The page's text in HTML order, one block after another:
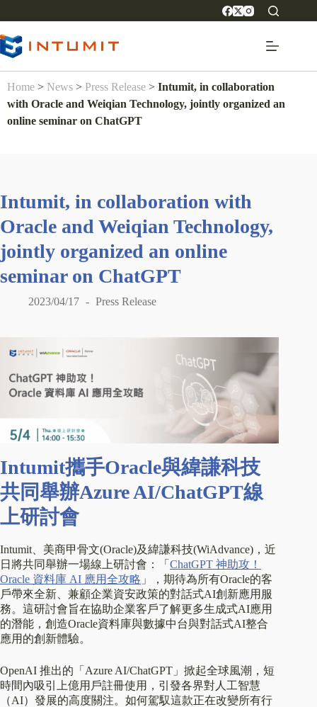
Home > News > Press Release > Intumit, in collaboration
with Oracle and Weiqian Technology, jointly organized an
online seminar on ChatGPT
Intumit, in collaboration with
Oracle and Weiqian Technology,
jointly organized an online
seminar on ChatGPT
2023/04/17 Press Release
Intumit攜手Oracle與緯謙科技
共同舉辦Azure AI/ChatGPT線
上研討會
Intumit、美商甲骨文(Oracle)及緯謙科技(WiAdvance)，近
日將共同舉辦一場線上研討會：「 ChatGPT 神助攻！
Oracle 資料庫 AI 應用全攻略 」，期待為所有Oracle的客
戶帶來全新、兼顧企業資安政策的對話式AI創新應用服
務。這研討會旨在協助企業客戶了解更多生成式AI應用
的潛能，創造Oracle資料庫與數據中台與對話式AI整合
應用的創新體驗。
OpenAI 推出的「Azure AI/ChatGPT」掀起全球風潮，短
時間內吸引上億用戶註冊使用，引發各界對人工智慧
（AI）發展的高度關注。如何駕馭這款正在改變所有行